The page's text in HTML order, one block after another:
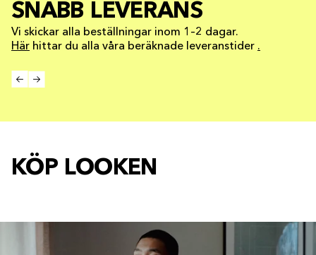
SNABB LEVERANS
Vi skickar alla beställningar inom 1–2 dagar.
Här hittar du alla våra beräknade leveranstider .
KÖP LOOKEN